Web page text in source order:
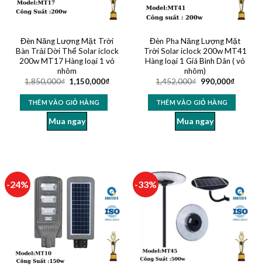
Đèn Năng Lượng Mặt Trời
Bàn Trải Dời Thể Solar iclock
200w MT17 Hàng loại 1 vỏ
nhôm
1,850,000₫ 1,150,000₫
THÊM VÀO GIỎ HÀNG
Mua ngay
Đèn Pha Năng Lượng Mặt
Trời Solar iclock 200w MT41
Hàng loại 1 Giá Bình Dân ( vỏ
nhôm)
1,452,000₫ 990,000₫
THÊM VÀO GIỎ HÀNG
Mua ngay
-24% -33%